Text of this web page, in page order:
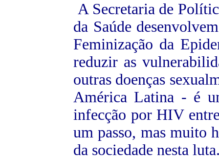
A Secretaria de
da Saúde
Feminização da
reduzir as
outras doenças
América Latina - é
infecção por HIV
um passo, mas muito
da sociedade nesta